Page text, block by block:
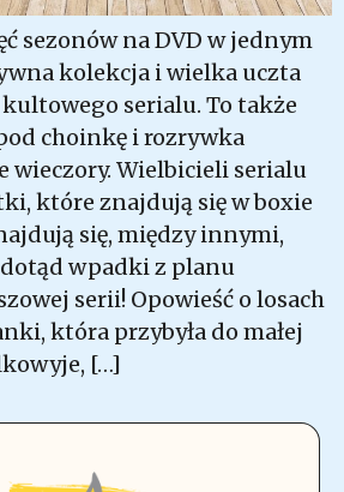
sezonów na DVD w jednym
kolekcja i wielka uczta
serialu. To także
choinkę i rozrywka
wieczory. Wielbicieli serialu
które znajdują się w boxie
się, między innymi,
wpadki z planu
serii! Opowieść o losach
która przybyła do małej
[…]